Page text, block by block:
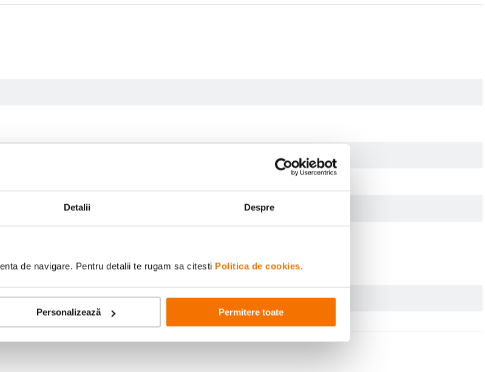
Detalii Despre
de navigare. Pentru detalii te rugam sa citesti Politica de cookies.
Personalizează Permitere toate